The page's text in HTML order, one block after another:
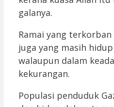
galanya.
Ramai yang
juga yang masih
walaupun dalam
kekurangan.
Populasi penduduk